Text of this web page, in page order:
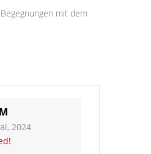
mit dem
2024